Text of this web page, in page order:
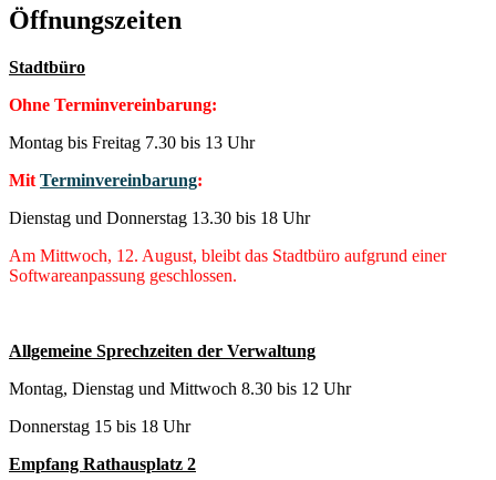
Öffnungszeiten
Stadtbüro
Ohne Terminvereinbarung:
Montag bis Freitag 7.30 bis 13 Uhr
Mit Terminvereinbarung:
Dienstag und Donnerstag 13.30 bis 18 Uhr
Am Mittwoch, 12. August, bleibt das Stadtbüro aufgrund einer
Softwareanpassung geschlossen.
Allgemeine Sprechzeiten der Verwaltung
Montag, Dienstag und Mittwoch 8.30 bis 12 Uhr
Donnerstag 15 bis 18 Uhr
Empfang Rathausplatz 2